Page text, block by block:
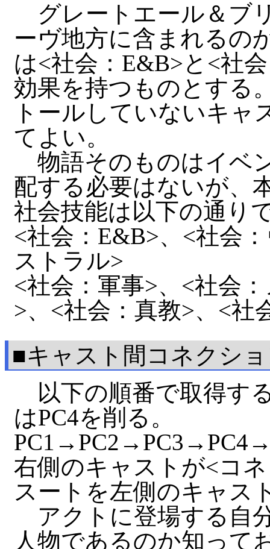
グレートエール＆ブ
ーヴ地方に含まれるの
は<社会：E&B>と<社
効果を持つものとする
トールしていないキャ
てよい。
物語そのものはイベ
配する必要はないが、
社会技能は以下の通り
<社会：E&B>、<社会
ストラル>
<社会：軍事>、<社会
>、<社会：真教>、<社
■キャスト間コネクシ
以下の順番で取得す
はPC4を削る。
右側のキャストが<コ
スートを左側のキャス
アクトに登場する自
人物であるのか知って